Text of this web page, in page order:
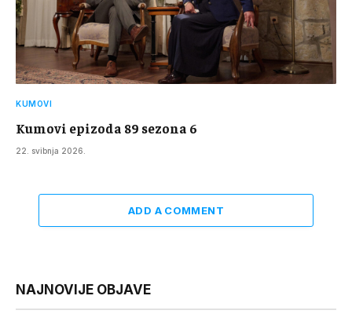
KUMOVI
Kumovi epizoda 89 sezona 6
22. svibnja 2026.
ADD A COMMENT
NAJNOVIJE OBJAVE